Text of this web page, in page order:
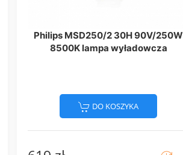
Philips MSD250/2 30H 90V/250W
8500K lampa wyładowcza
DO KOSZYKA